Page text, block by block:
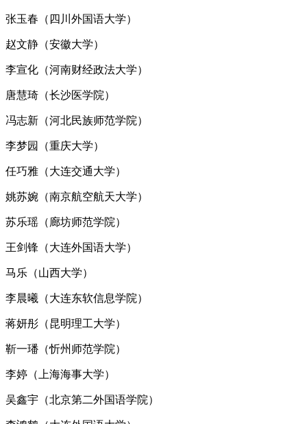
张玉春（四川外国语大学）
赵文静（安徽大学）
李宣化（河南财经政法大学）
唐慧琦（长沙医学院）
冯志新（河北民族师范学院）
李梦园（重庆大学）
任巧雅（大连交通大学）
姚苏婉（南京航空航天大学）
苏乐瑶（廊坊师范学院）
王剑锋（大连外国语大学）
马乐（山西大学）
李晨曦（大连东软信息学院）
蒋妍彤（昆明理工大学）
靳一璠（忻州师范学院）
李婷（上海海事大学）
吴鑫宇（北京第二外国语学院）